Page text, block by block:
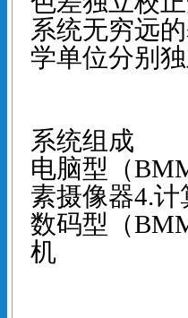
系统无穷远
学单位分别
系统组成
电脑型 （
素摄像器4.计
数码型（
机